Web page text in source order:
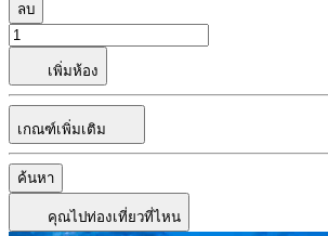
ลบ
เพิ่มห้อง
เกณฑ์เพิ่มเติม
ค้นหา
คุณไปท่องเที่ยวที่ไหน